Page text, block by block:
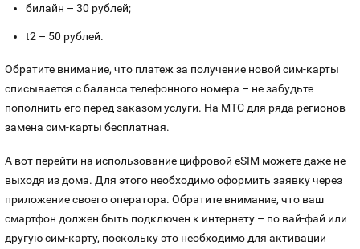
билайн – 30 рублей;
t2 – 50 рублей.
Обратите внимание, что платеж за получение новой сим-карты
списывается с баланса телефонного номера – не забудьте
пополнить его перед заказом услуги. На МТС для ряда регионов
замена сим-карты бесплатная.
А вот перейти на использование цифровой eSIM можете даже не
выходя из дома. Для этого необходимо оформить заявку через
приложение своего оператора. Обратите внимание, что ваш
смартфон должен быть подключен к интернету – по вай-фай или
другую сим-карту, поскольку это необходимо для активации